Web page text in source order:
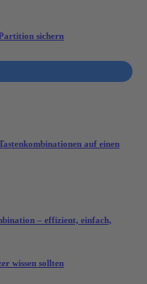
sichern
auf einen
– effizient, einfach,
wissen sollten